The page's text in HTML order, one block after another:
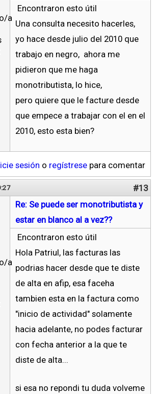
a
Encontraron esto útil
Una consulta necesito hacerles,
yo hace desde julio del 2010 que
trabajo en negro, ahora me
pidieron que me haga
monotributista, lo hice,
pero quiere que le facture desde
que empece a trabajar con el en el
2010, esto esta bien?
sesión o regístrese para comentar
#13
a
Re: Se puede ser monotributista y
estar en blanco al a vez??
Encontraron esto útil
Hola Patriul, las facturas las
podrias hacer desde que te diste
de alta en afip, esa faceha
tambien esta en la factura como
"inicio de actividad" solamente
hacia adelante, no podes facturar
con fecha anterior a la que te
diste de alta...
si esa no repondi tu duda volveme